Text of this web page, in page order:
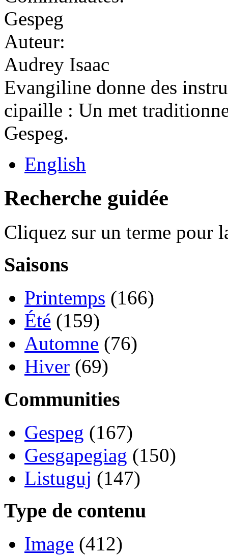
Gespeg
Auteur:
Audrey Isaac
Evangiline donne des
cipaille : Un met
Gespeg.
English
Recherche guidée
Cliquez sur un terme pour
Saisons
Printemps (166)
Été (159)
Automne (76)
Hiver (69)
Communities
Gespeg (167)
Gesgapegiag (150)
Listuguj (147)
Type de contenu
Image (412)